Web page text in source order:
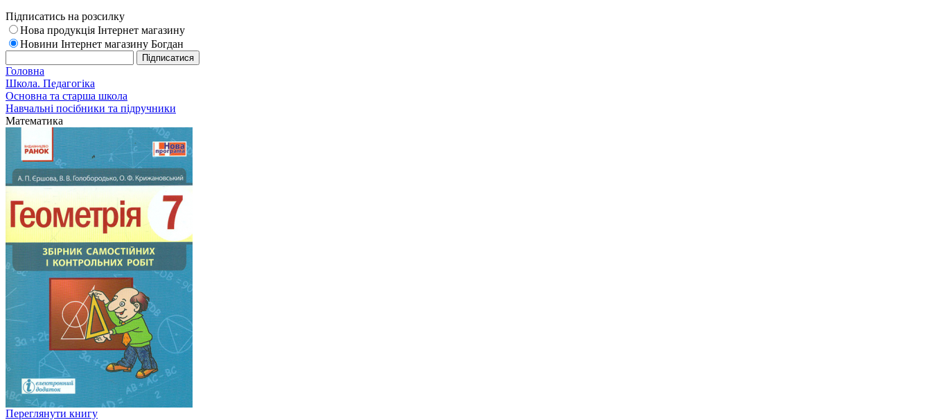
Підписатись на розсилку
Нова продукція Інтернет магазину
Новини Інтернет магазину Богдан
Головна
Школа. Педагогіка
Основна та старша школа
Навчальні посібники та підручники
Математика
Переглянути книгу